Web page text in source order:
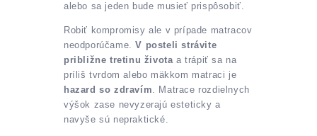
alebo sa jeden bude musieť prispôsobiť.
Robiť kompromisy ale v prípade matracov
neodporúčame.V posteli strávite
približne tretinu životaa trápiť sa na
príliš tvrdom alebo mäkkom matraci je
hazard so zdravím. Matrace rozdielnych
výšok zase nevyzerajú esteticky a
navyše sú nepraktické.